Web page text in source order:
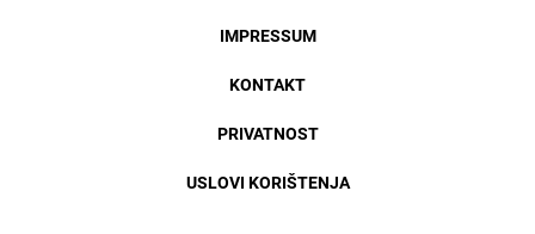
IMPRESSUM
KONTAKT
PRIVATNOST
USLOVI KORIŠTENJA